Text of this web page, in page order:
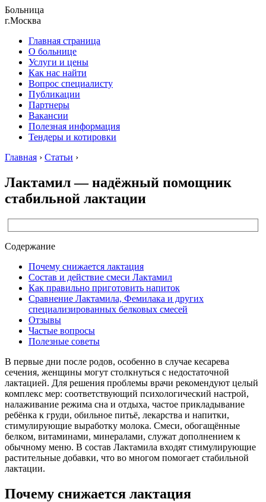
Больница
г.Москва
Главная страница
О больнице
Услуги и цены
Как нас найти
Вопрос специалисту
Публикации
Партнеры
Вакансии
Полезная информация
Тендеры и котировки
Главная › Статьи ›
Лактамил — надёжный помощник
стабильной лактации
Содержание
Почему снижается лактация
Состав и действие смеси Лактамил
Как правильно приготовить напиток
Сравнение Лактамила, Фемилака и других
специализированных белковых смесей
Отзывы
Частые вопросы
Полезные советы
В первые дни после родов, особенно в случае кесарева
сечения, женщины могут столкнуться с недостаточной
лактацией. Для решения проблемы врачи рекомендуют целый
комплекс мер: соответствующий психологический настрой,
налаживание режима сна и отдыха, частое прикладывание
ребёнка к груди, обильное питьё, лекарства и напитки,
стимулирующие выработку молока. Смеси, обогащённые
белком, витаминами, минералами, служат дополнением к
обычному меню. В состав Лактамила входят стимулирующие
растительные добавки, что во многом помогает стабильной
лактации.
Почему снижается лактация